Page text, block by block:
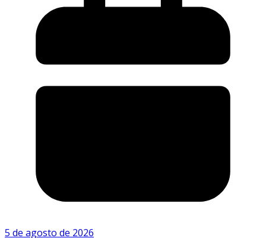
5 de agosto de 2026